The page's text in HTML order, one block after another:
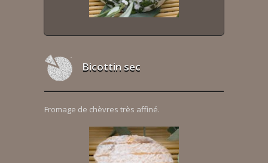
Bicottin sec
Fromage de chèvres très affiné.